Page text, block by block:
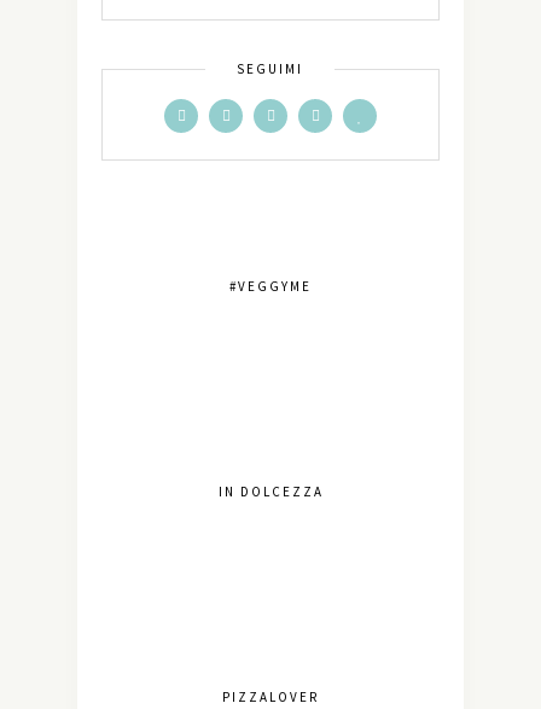
SEGUIMI
#VEGGYME
IN DOLCEZZA
PIZZALOVER